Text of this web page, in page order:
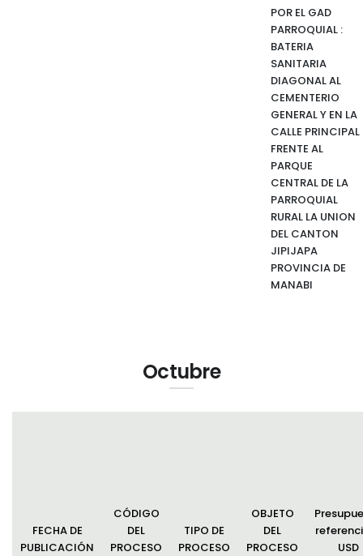
POR EL GAD
PARROQUIAL :
BATERIA
SANITARIA
DIAGONAL AL
CEMENTERIO
GENERAL Y EN LA
CALLE PRINCIPAL
FRENTE AL
PARQUE
CENTRAL DE LA
PARROQUIAL
RURAL LA UNION
DEL CANTON
JIPIJAPA
PROVINCIA DE
MANABI
Octubre
FECHA DE
PUBLICACIÓN
CÓDIGO
DEL
PROCESO
TIPO DE
PROCESO
OBJETO
DEL
PROCESO
USD